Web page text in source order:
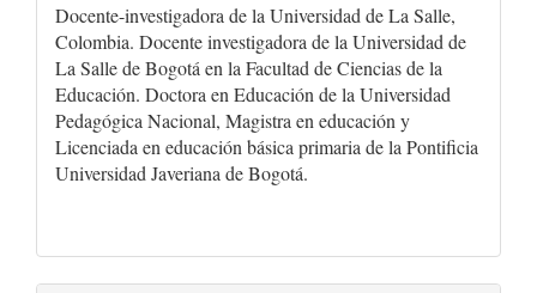
Docente-investigadora de la Universidad de La Salle,
Colombia. Docente investigadora de la Universidad de
La Salle de Bogotá en la Facultad de Ciencias de la
Educación. Doctora en Educación de la Universidad
Pedagógica Nacional, Magistra en educación y
Licenciada en educación básica primaria de la Pontificia
Universidad Javeriana de Bogotá.